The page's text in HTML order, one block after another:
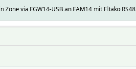
Zone via FGW14-USB an FAM14 mit Eltako